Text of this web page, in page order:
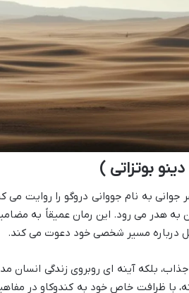
بوتزاتی )
جوانی به نام جووانی دروگو را روایت
به هدر می رود. این رمان عمیقاً به
درباره مسیر شخصی خود دعوت می کند.
جذاب، بلکه آینه ای روبروی زندگی
جای گرفته، با ظرافت خاص خود به کندوکاو در